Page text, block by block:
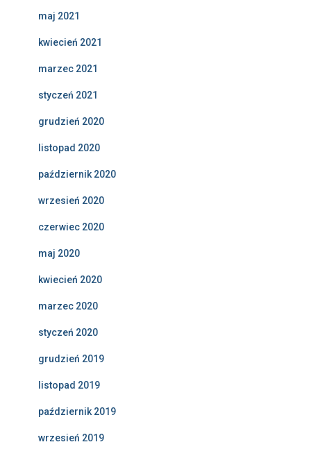
maj 2021
kwiecień 2021
marzec 2021
styczeń 2021
grudzień 2020
listopad 2020
październik 2020
wrzesień 2020
czerwiec 2020
maj 2020
kwiecień 2020
marzec 2020
styczeń 2020
grudzień 2019
listopad 2019
październik 2019
wrzesień 2019